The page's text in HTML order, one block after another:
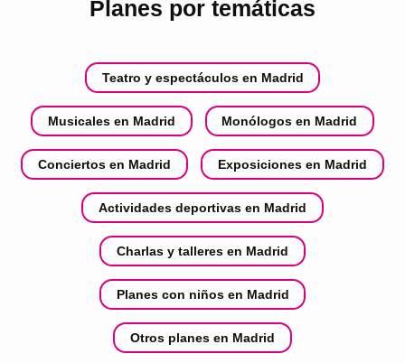
Planes por temáticas
Teatro y espectáculos en Madrid
Musicales en Madrid Monólogos en Madrid
Conciertos en Madrid Exposiciones en Madrid
Actividades deportivas en Madrid
Charlas y talleres en Madrid
Planes con niños en Madrid
Otros planes en Madrid